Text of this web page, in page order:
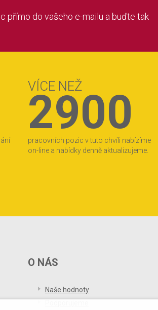
přímo do vašeho e-mailu a buďte tak
VÍCE NEŽ
2900
pracovních pozic v tuto chvíli nabízíme
on-line a nabídky denně aktualizujeme.
O NÁS
Naše hodnoty